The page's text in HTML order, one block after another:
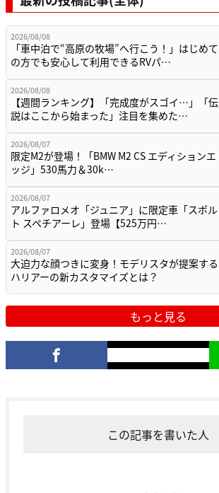
2026/08/08
「車中泊で“高原の牧場”へ行こう！」はじめて
の方でも安心して利用できるRVパ…
2026/08/08
【週間ランキング】「完成度がスゴイ…」「伝
説はここから始まった」注目を集めた…
2026/08/07
限定M2が登場！「BMW M2 CS エディションエ
ッジ」530馬力＆30k…
2026/08/07
アルファロメオ「ジュニア」に限定車「スポル
ト スペチアーレ」登場【525万円…
2026/08/07
大迫力な顔つきに変身！モデリスタが提案する
ハリアーの新カスタマイズとは？
もっと見る
この記事を書いた人